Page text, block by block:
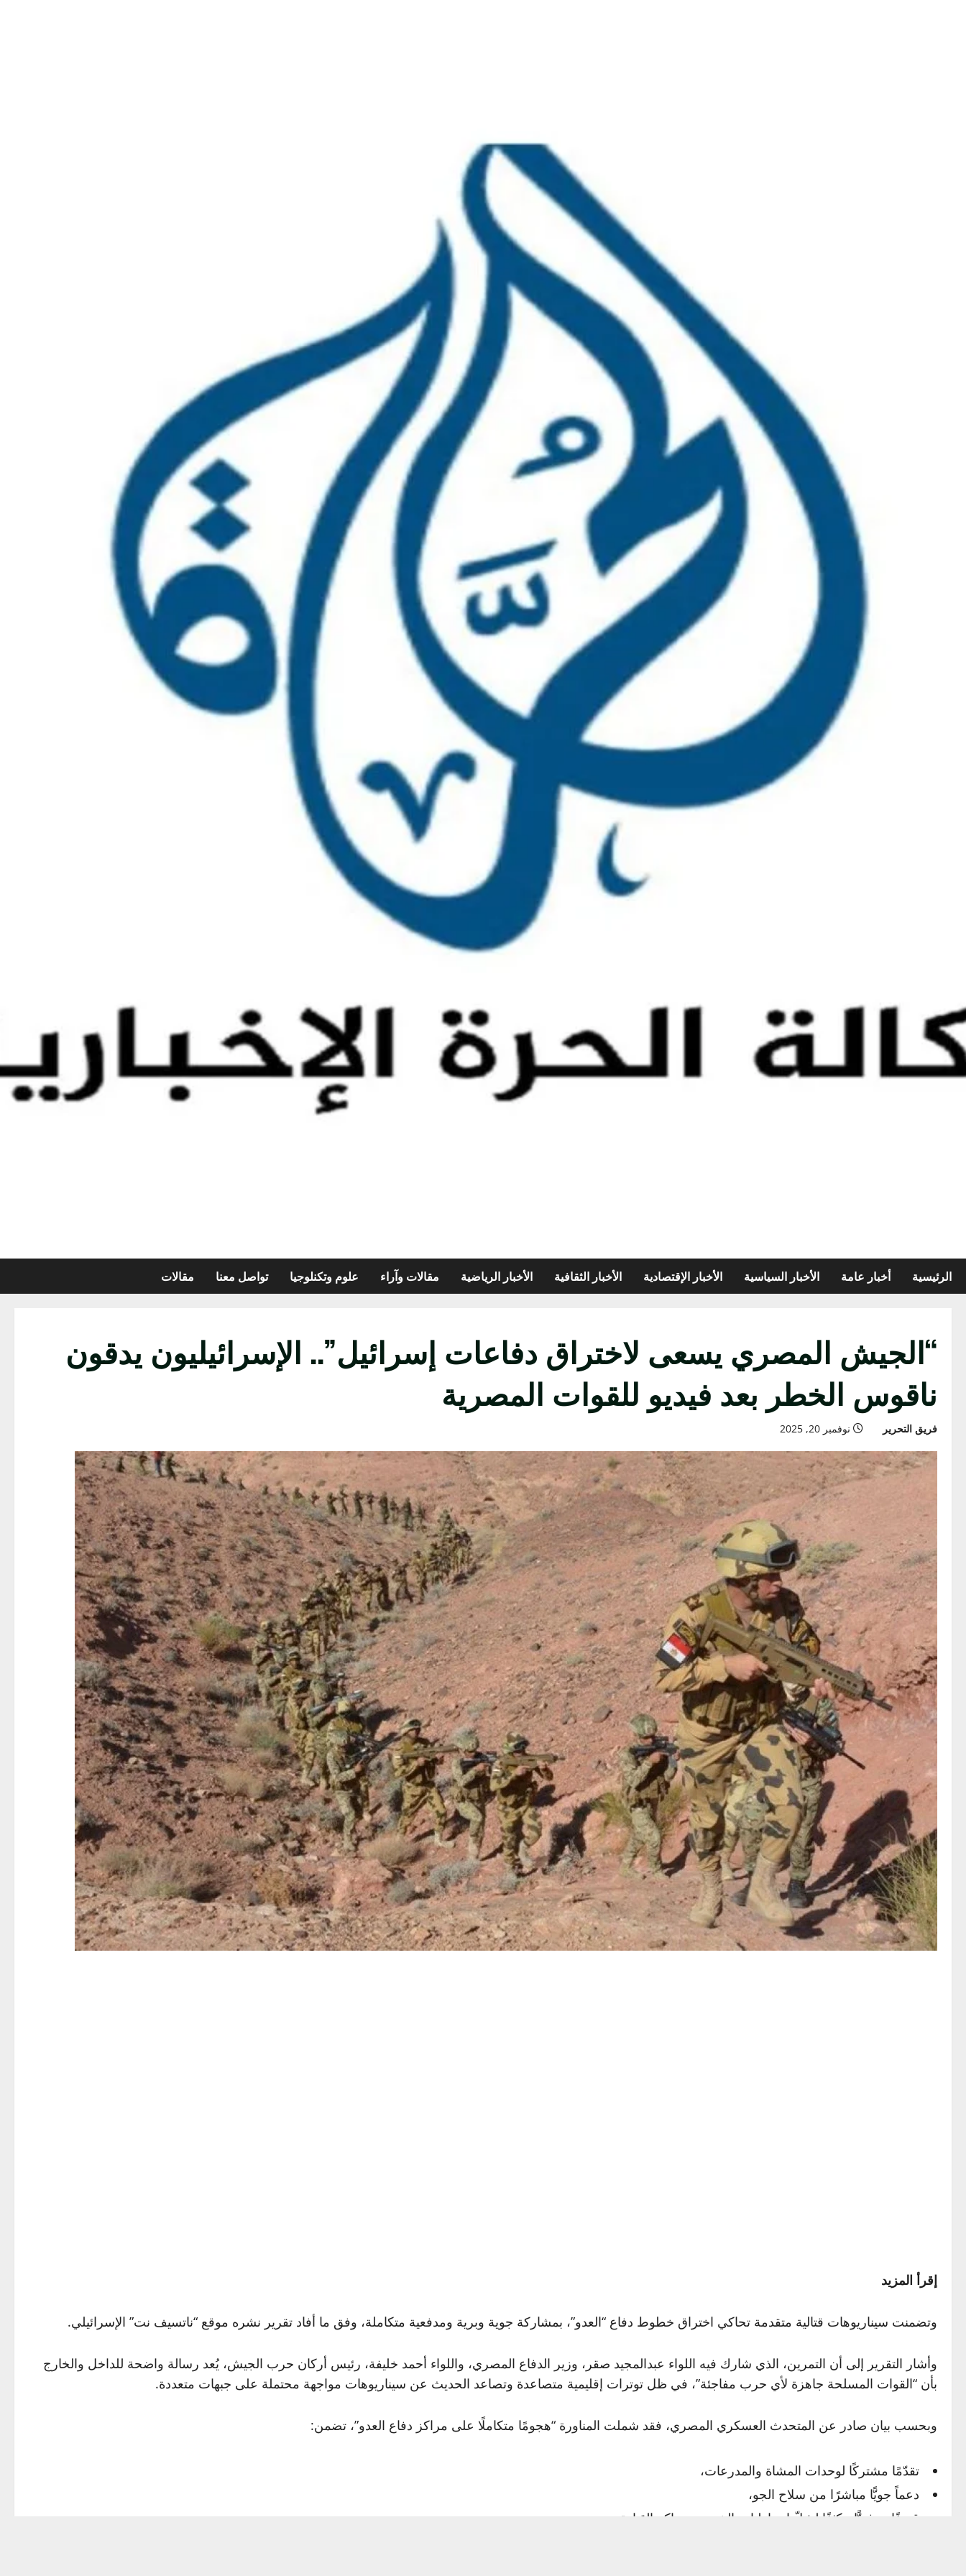
الرئيسية أخبار عامة الأخبار السياسية الأخبار الإقتصادية الأخبار الثقافية الأخبار الرياضية مقالات وآراء علوم وتكنلوجيا تواصل معنا مقالات
“الجيش المصري يسعى لاختراق دفاعات إسرائيل”.. الإسرائيليون يدقون
ناقوس الخطر بعد فيديو للقوات المصرية
فريق التحرير نوفمبر 20, 2025
إقرأ المزيد
وتضمنت سيناريوهات قتالية متقدمة تحاكي اختراق خطوط دفاع “العدو”، بمشاركة جوية وبرية ومدفعية متكاملة، وفق ما أفاد تقرير نشره موقع “ناتسيف نت” الإسرائيلي.
وأشار التقرير إلى أن التمرين، الذي شارك فيه اللواء عبدالمجيد صقر، وزير الدفاع المصري، واللواء أحمد خليفة، رئيس أركان حرب الجيش، يُعد رسالة واضحة للداخل والخارج
بأن “القوات المسلحة جاهزة لأي حرب مفاجئة”، في ظل توترات إقليمية متصاعدة وتصاعد الحديث عن سيناريوهات مواجهة محتملة على جبهات متعددة.
وبحسب بيان صادر عن المتحدث العسكري المصري، فقد شملت المناورة “هجومًا متكاملًا على مراكز دفاع العدو”، تضمن:
تقدّمًا مشتركًا لوحدات المشاة والمدرعات،
دعماً جويًّا مباشرًا من سلاح الجو،
قصفًا مدفعيًّا مكثفًا لشلّ احتياطيات الخصم ومراكز القيادة،